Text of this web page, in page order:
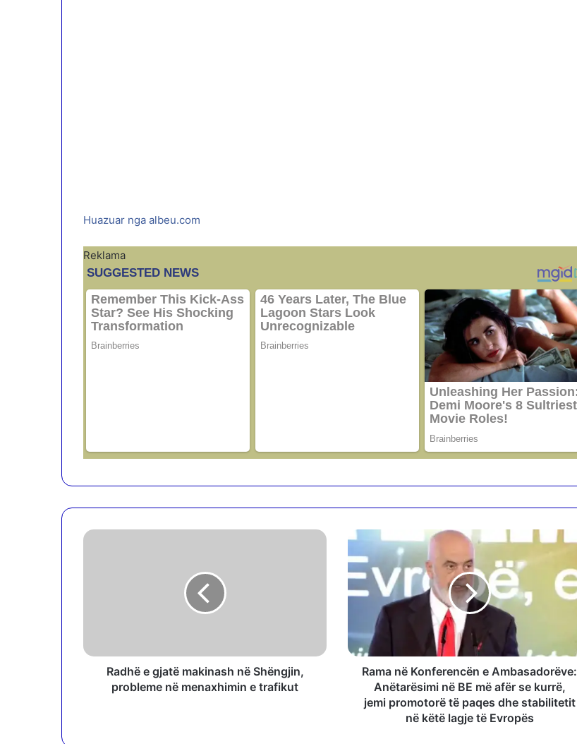
Huazuar nga albeu.com
Reklama
R
a
Radhë e gjatë makinash në Shëngjin,
probleme në menaxhimin e trafikut
m
a
n
o
n
Rama në Konferencën e Ambasadorëve:
Anëtarësimi në BE më afër se kurrë,
jemi promotorë të paqes dhe stabilitetit
në këtë lagje të Evropës